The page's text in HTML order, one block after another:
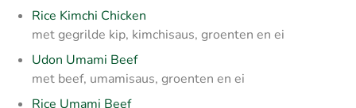
Rice Kimchi Chicken
met gegrilde kip, kimchisaus, groenten en ei
Udon Umami Beef
met beef, umamisaus, groenten en ei
Rice Umami Beef